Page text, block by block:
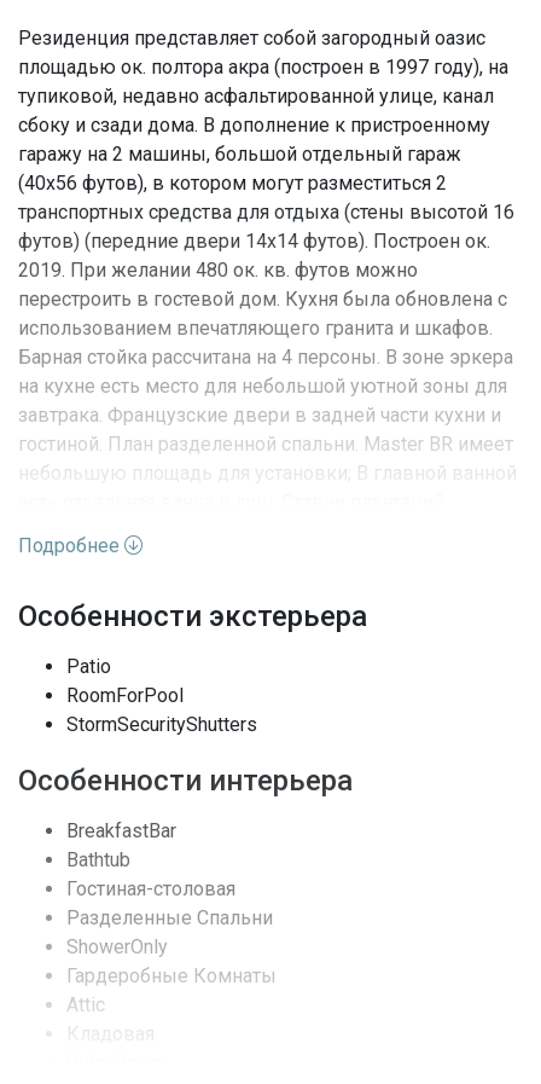
Резиденция представляет собой загородный оазис
площадью ок. полтора акра (построен в 1997 году), на
тупиковой, недавно асфальтированной улице, канал
сбоку и сзади дома. В дополнение к пристроенному
гаражу на 2 машины, большой отдельный гараж
(40x56 футов), в котором могут разместиться 2
транспортных средства для отдыха (стены высотой 16
футов) (передние двери 14x14 футов). Построен ок.
2019. При желании 480 ок. кв. футов можно
перестроить в гостевой дом. Кухня была обновлена ​​с
использованием впечатляющего гранита и шкафов.
Барная стойка рассчитана на 4 персоны. В зоне эркера
на кухне есть место для небольшой уютной зоны для
завтрака. Французские двери в задней части кухни и
гостиной. План разделенной спальни. Master BR имеет
небольшую площадь для установки; В главной ванной
украшают все окна. Привлекательная стиральная
машина с сушилкой в ​​прачечной. СИСТЕМА
Характеристики недвижимости:
Адрес
Вид недвижимости
Вид Канал
Особенности окон PlantationShutters
Подробнее
Особенности экстерьера
Patio
RoomForPool
StormSecurityShutters
Особенности интерьера
BreakfastBar
Bathtub
Гостиная-столовая
Разделенные Спальни
ShowerOnly
Гардеробные Комнаты
Attic
Кладовая